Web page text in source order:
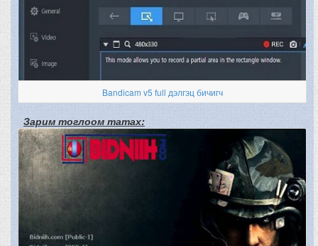
Bandicam v5 full дэлгэц бичигч
Зарим тоглоом татах: